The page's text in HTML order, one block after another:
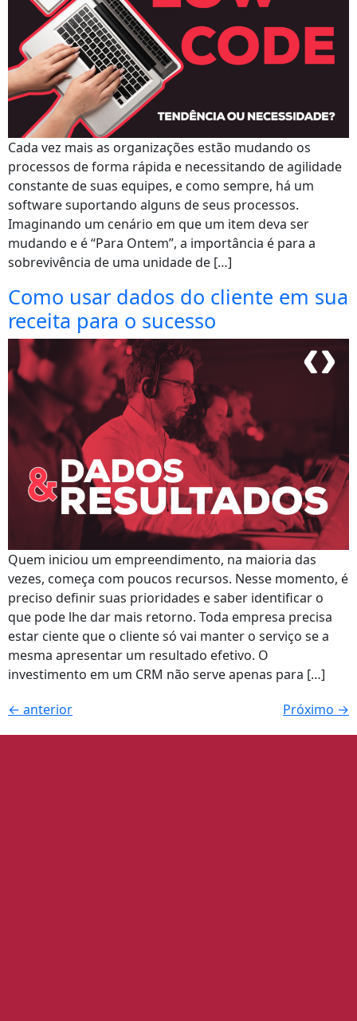
Cada vez mais as organizações estão mudando os
processos de forma rápida e necessitando de agilidade
constante de suas equipes, e como sempre, há um
software suportando alguns de seus processos.
Imaginando um cenário em que um item deva ser
mudando e é “Para Ontem”, a importância é para a
sobrevivência de uma unidade de […]
Como usar dados do cliente em sua
receita para o sucesso
Quem iniciou um empreendimento, na maioria das
vezes, começa com poucos recursos. Nesse momento, é
preciso definir suas prioridades e saber identificar o
que pode lhe dar mais retorno. Toda empresa precisa
estar ciente que o cliente só vai manter o serviço se a
mesma apresentar um resultado efetivo. O
investimento em um CRM não serve apenas para […]
← anterior Próximo →